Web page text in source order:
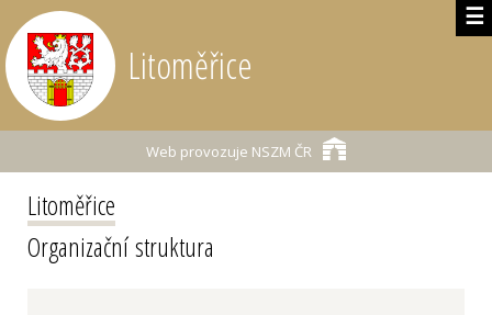
☰
Litoměřice
Web provozuje NSZM ČR
Litoměřice
Organizační struktura